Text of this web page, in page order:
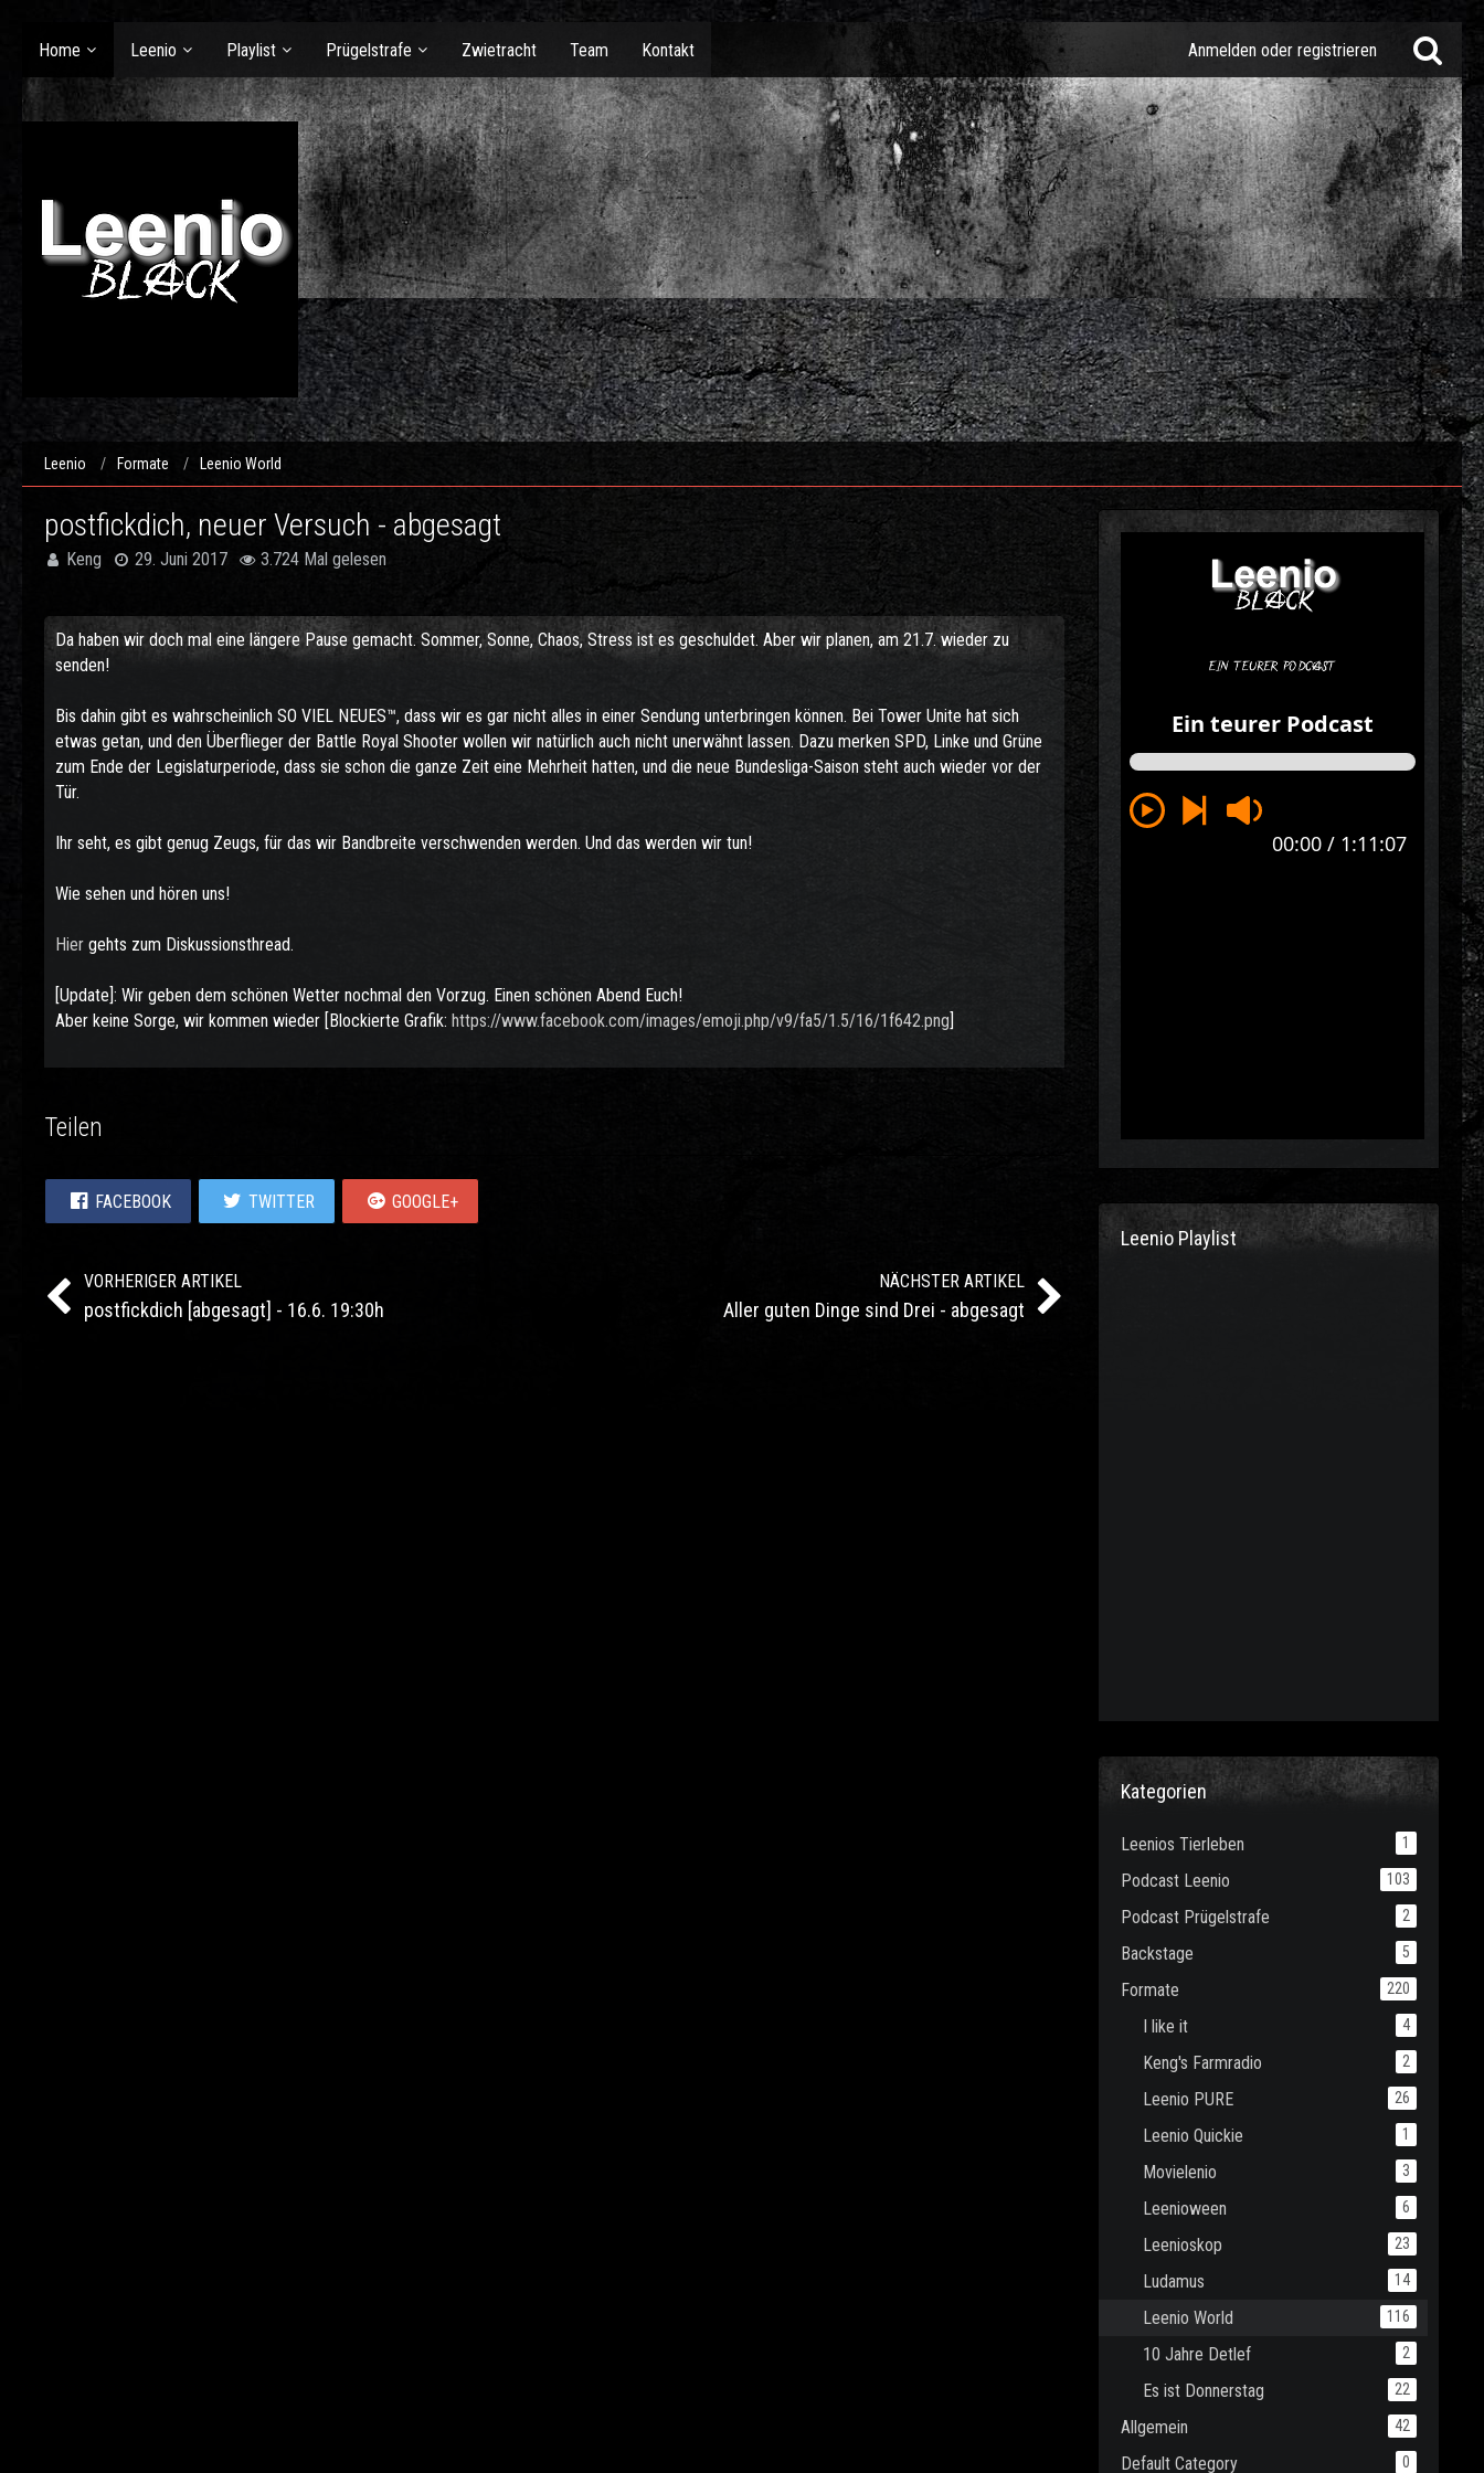
Home Leenio Playlist Prügelstrafe Zwietracht Team Kontakt Anmelden oder registrieren
Leenio Formate Leenio World
postfickdich, neuer Versuch - abgesagt
Keng 29. Juni 2017 3.724 Mal gelesen
Da haben wir doch mal eine längere Pause gemacht. Sommer, Sonne, Chaos, Stress ist es geschuldet. Aber wir planen, am 21.7. wieder zu
senden!
Bis dahin gibt es wahrscheinlich SO VIEL NEUES™, dass wir es gar nicht alles in einer Sendung unterbringen können. Bei Tower Unite hat sich
etwas getan, und den Überflieger der Battle Royal Shooter wollen wir natürlich auch nicht unerwähnt lassen. Dazu merken SPD, Linke und Grüne
zum Ende der Legislaturperiode, dass sie schon die ganze Zeit eine Mehrheit hatten, und die neue Bundesliga-Saison steht auch wieder vor der
Tür.
Ihr seht, es gibt genug Zeugs, für das wir Bandbreite verschwenden werden. Und das werden wir tun!
Wie sehen und hören uns!
Hier gehts zum Diskussionsthread.
[Update]: Wir geben dem schönen Wetter nochmal den Vorzug. Einen schönen Abend Euch!
Aber keine Sorge, wir kommen wieder [Blockierte Grafik: https://www.facebook.com/images/emoji.php/v9/fa5/1.5/16/1f642.png]
Teilen
FACEBOOK TWITTER GOOGLE+
VORHERIGER ARTIKEL
postfickdich [abgesagt] - 16.6. 19:30h
NÄCHSTER ARTIKEL
Aller guten Dinge sind Drei - abgesagt
Leenio Playlist
Kategorien
Leenios Tierleben 1
Podcast Leenio 103
Podcast Prügelstrafe 2
Backstage 5
Formate 220
I like it 4
Keng's Farmradio 2
Leenio PURE 26
Leenio Quickie 1
Movielenio 3
Leenioween 6
Leenioskop 23
Ludamus 14
Leenio World 116
10 Jahre Detlef 2
Es ist Donnerstag 22
Allgemein 42
Default Category 0